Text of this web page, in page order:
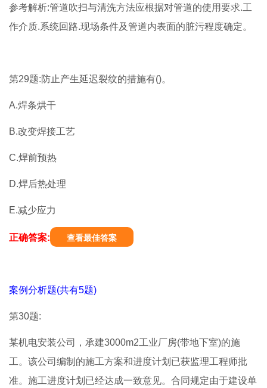
参考解析:管道吹扫与清洗方法应根据对管道的使用要求.工
作介质.系统回路.现场条件及管道内表面的脏污程度确定。
第29题:防止产生延迟裂纹的措施有()。
A.焊条烘干
B.改变焊接工艺
C.焊前预热
D.焊后热处理
E.减少应力
正确答案: 查看最佳答案
案例分析题(共有5题)
第30题:
某机电安装公司，承建3000m2工业厂房(带地下室)的施
工。该公司编制的施工方案和进度计划已获监理工程师批
准。施工进度计划已经达成一致意见。合同规定由于建设单